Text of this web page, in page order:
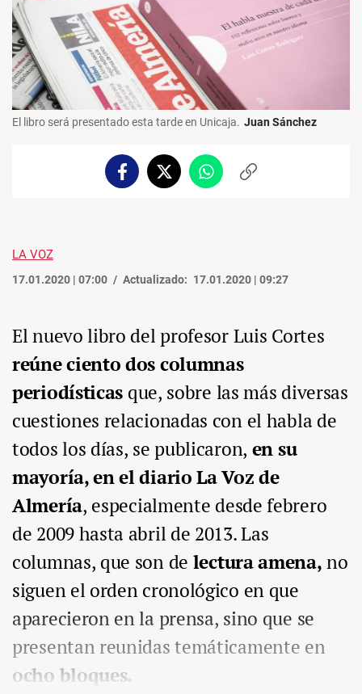
El libro será presentado esta tarde en Unicaja. Juan Sánchez
FacebookTwitterWhatsappCopiar
LA VOZ
17.01.2020 | 07:00 Actualizado: 17.01.2020 | 09:27
El nuevo libro del profesor Luis Cortes
reúne ciento dos columnas
periodísticas que, sobre las más diversas
cuestiones relacionadas con el habla de
todos los días, se publicaron, en su
mayoría, en el diario La Voz de
Almería, especialmente desde febrero
de 2009 hasta abril de 2013. Las
columnas, que son de lectura amena,no
siguen el orden cronológico en que
aparecieron en la prensa, sino que se
presentan reunidas temáticamente en
ocho bloques.